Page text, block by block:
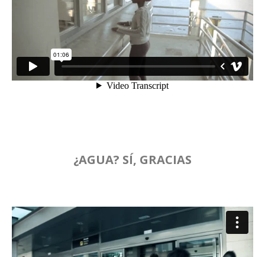
¿AGUA? SÍ, GRACIAS